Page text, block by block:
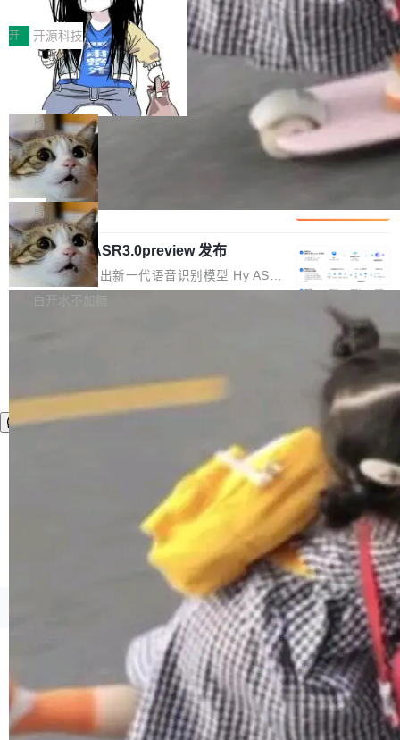
得住、用得稳、省得下、更安全！ 一、从现在开
始，Token使用一目...
q2Seq 和 DocAI 的共同发明人）以及 Oriol Vin
yals（Gemini 联合负责人，AlphaSta...
中文驱动的数字员工，自主理解需求、规划步
骤、编写代码。不挑模型、不挑平台，curl 一行
装完即用。 开源地址：Gitee · GitCode · GitHu
b 安装 支持 Java 8+（8~26）、macOS / Linu
x / Windows / Harmony PC。 # macOS / Linu
x / Harmony PC curl -fsSL https://solon.noea
r.org/solon...
价值潜能：华为云码道（CodeArts）
代码仓技术解析
一、代码仓深度理解技术的作用与价值 在软件工
程实践中，代码仓是企业核心知识资产的主要载
体。企业级代码仓库通常包含数十万乃至数百万
个文件，其规模远超单次模型调用可承载的上下
文窗口。随着项目规模的持续扩张与代码历史的
不断累积，代码仓中的模块关系、接口契约、业
务逻辑等关键信息往往分散于数十乃至数百个文
件之中，形成高度复杂的知识关联网络。传统的
代码检索手段（如关键词匹配、目录遍历）仅能
在语法层面完成文本定位，难以触及代码的语义
内涵与结构关联，导致开发者使用代码智能体在
理解大规模代码仓时面临显著"代码仓理解"瓶
颈。 代码仓深度理解服务（以下简称" CodeBas
e深度理解服务"）是华为云码道（CodeA...
开 开源科技
一条“删库”命令跑 17 小时，算法工程
师删光 89TB 数据只为干私活
最高人民检察院8月4日公布了一起案件：北京一
名90后算法工程师王某，为了给自己接的私活腾
服务器空间，删光了公司AI游戏部门的全部核心
数据。 王某2024年1月入职东城区某科技公司AI
短剧部门，有互联网大厂背景。在公司内部架构
调整期间，部门三次通知全员将数据从A集群迁
移到B集群，王某都回复了"收到"。 他没有迁移
数据。2024年9月3日下午4点，他使用此前登录
的账号密码进入A集群，输入了一条被程序员圈
称为"删库跑路"的命令——最高管理员权限、无
局
Cloudflare 分享推理优化实践：KV ca
che 量化 + 权重压缩，吞吐量提升 4
1%，成本降 30%
Kimi 和 GLM 是当前最强的大模型系列之一，但
它们有一个共同的问题：太吃显存了。月之暗面
的 Kimi K 系列和智谱的 GLM 都是长上下文、M
oE 架构的大模型，好用到让人上瘾，但 GPU 显
存永远不够用。 Cloudflare 的 Workers AI 团队
一直在跑这些模型的推理。他们在官方博客上发
整性保护。效果是：吞吐量提升 41%，每 token
成本降低 30%，精度不变。 FP8 省的不仅是显
存 KV cache 是推理时最吃显...
局
腾讯混元 Hy ASR3.0preview 发布
腾讯混元正式推出新一代语音识别模型 Hy ASR
3.0preview。基于最新一代大语言模型 Hy3 的
让语音识别不再只是听清，而是真正听懂。通过
先理解你的语境和意图，再把准确的文字直接给
到你。从“逐字转写、单点优化”演进为“理解语
境、兼容场景、一键直出”。 Hy ASR 3.0 previe
w 不要求标准普通话，方言识别覆盖粤语、吴语
等 10 大方言片区和 20 余个二级小片区。在开
源评测集中，Hy ASR 3.0 preview 在多语种的
白开水不加糖
©OSCHINA(OSChina.NET) 京ICP备2025119063号